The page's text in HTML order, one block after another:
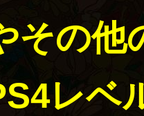
その他
レベ